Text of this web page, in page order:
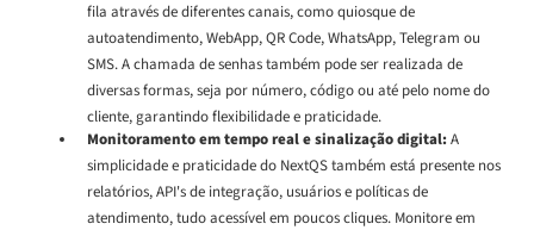
fila através de diferentes canais, como quiosque de
autoatendimento, WebApp, QR Code, WhatsApp, Telegram ou
SMS. A chamada de senhas também pode ser realizada de
diversas formas, seja por número, código ou até pelo nome do
cliente, garantindo flexibilidade e praticidade.
Monitoramento em tempo real e sinalização digital:A
simplicidade e praticidade do NextQS também está presente nos
relatórios, API's de integração, usuários e políticas de
atendimento, tudo acessível em poucos cliques. Monitore em